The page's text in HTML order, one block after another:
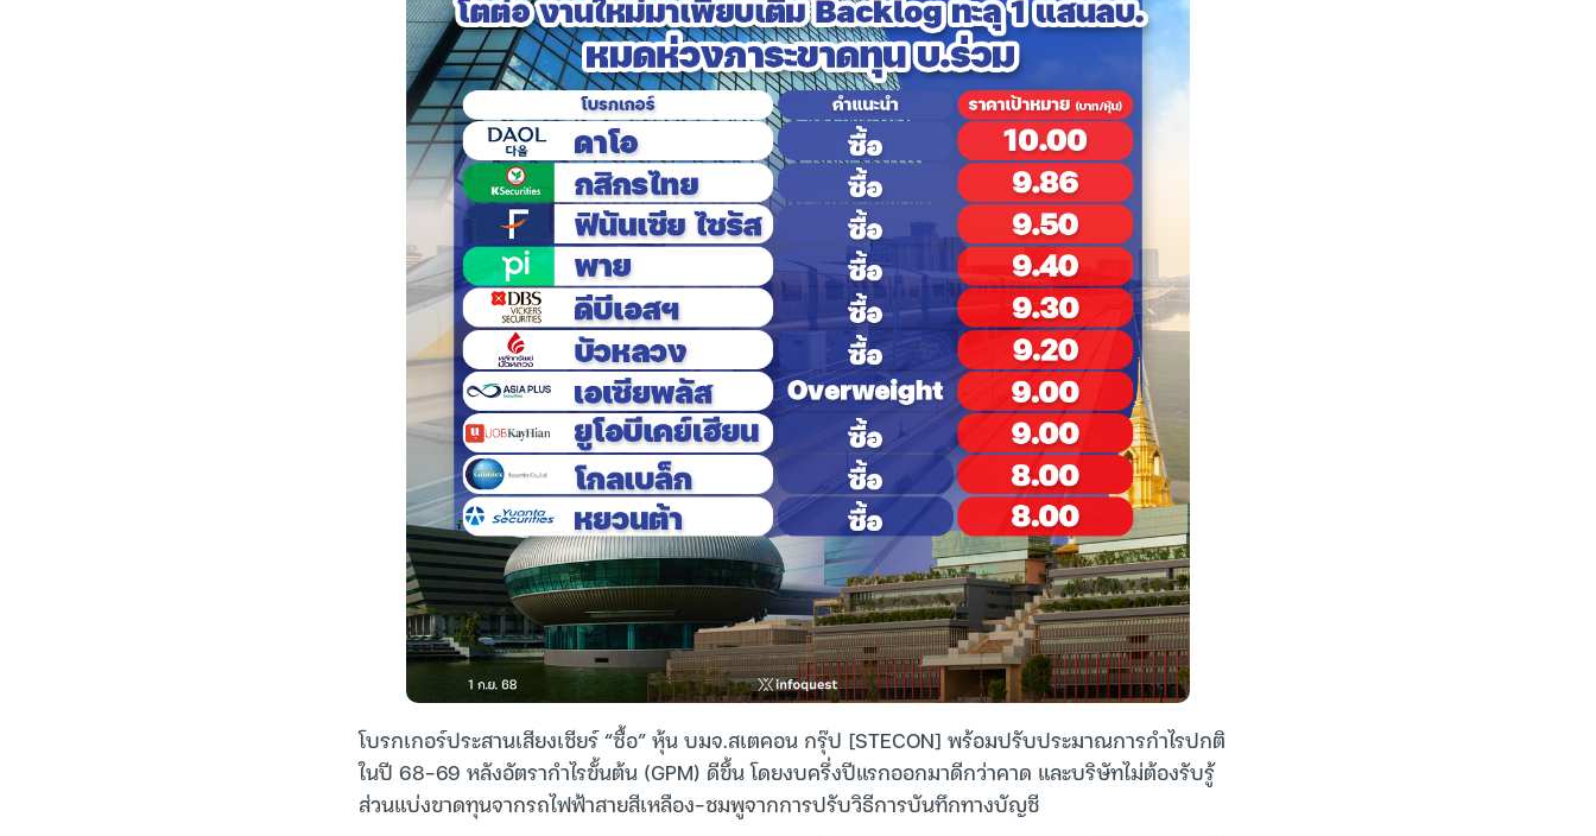
โบรกเกอร์ประสานเสียงเชียร์ “ซื้อ” หุ้น บมจ.สเตคอน กรุ๊ป [STECON] พร้อมปรับประมาณการกำไรปกติ
ในปี 68-69 หลังอัตรากำไรขั้นต้น (GPM) ดีขึ้น โดยงบครึ่งปีแรกออกมาดีกว่าคาด และบริษัทไม่ต้องรับรู้
ส่วนแบ่งขาดทุนจากรถไฟฟ้าสายสีเหลือง-ชมพูจากการปรับวิธีการบันทึกทางบัญชี